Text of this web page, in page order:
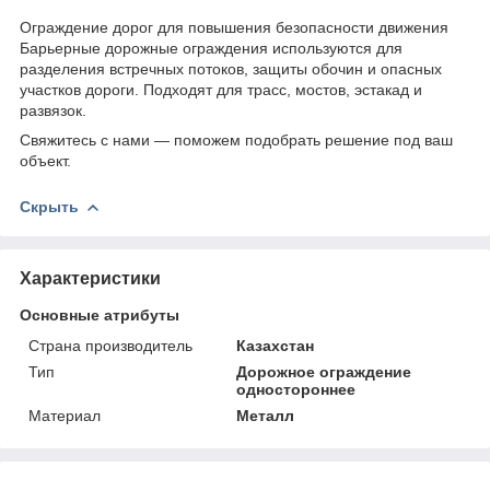
Ограждение дорог для повышения безопасности движения
Барьерные дорожные ограждения используются для
разделения встречных потоков, защиты обочин и опасных
участков дороги. Подходят для трасс, мостов, эстакад и
развязок.
Свяжитесь с нами — поможем подобрать решение под ваш
объект.
Скрыть
Характеристики
Основные атрибуты
Страна производитель
Казахстан
Тип
Дорожное ограждение
одностороннее
Материал
Металл